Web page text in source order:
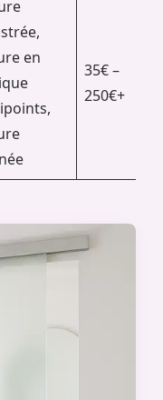
en
35€ –
250€+